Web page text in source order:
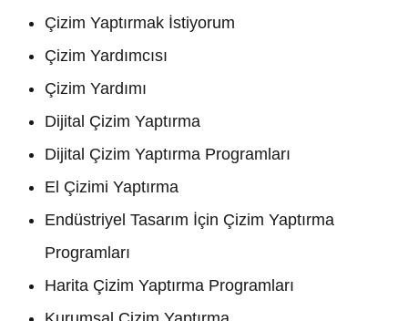
Çizim Yaptırmak İstiyorum
Çizim Yardımcısı
Çizim Yardımı
Dijital Çizim Yaptırma
Dijital Çizim Yaptırma Programları
El Çizimi Yaptırma
Endüstriyel Tasarım İçin Çizim Yaptırma
Programları
Harita Çizim Yaptırma Programları